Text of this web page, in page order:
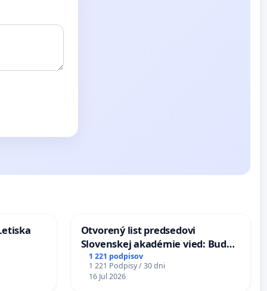
Otvorený list predsedovi
Slovenskej akadémie vied: Bude
mať Vízia Slovenska 2040 mravnú
chrbticu?
1 221 podpisov
1 221 Podpisy / 30 dni
16 Jul 2026